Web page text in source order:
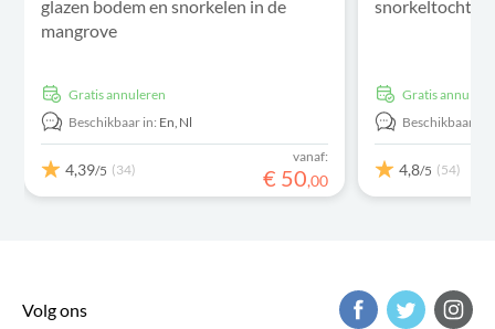
glazen bodem en snorkelen in de
mangrove
Gratis annuleren
Beschikbaar in: En,Nl
4,39/5 (34)
vanaf:
€ 50,00
snorkeltocht
Gratis
Beschikbaar in:
4,8/5 (54)
Volg ons